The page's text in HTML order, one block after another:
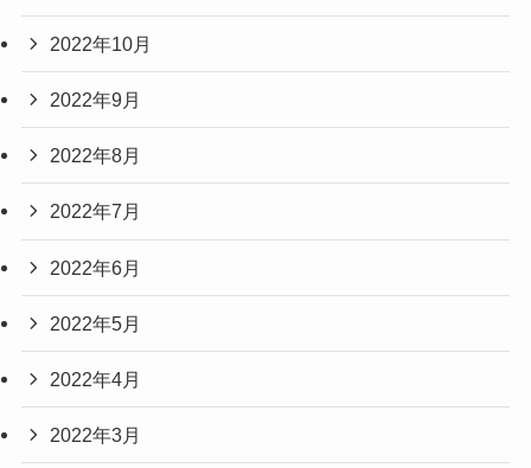
2022年10月
2022年9月
2022年8月
2022年7月
2022年6月
2022年5月
2022年4月
2022年3月